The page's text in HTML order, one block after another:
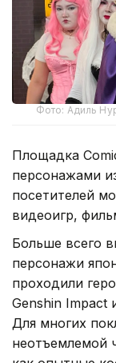
Фото: Адиль
Площадка
персонажами
посетителей
видеоигр,
Больше всего
персонажи
проходили
Genshin Impact
Для многих
неотъемлемой